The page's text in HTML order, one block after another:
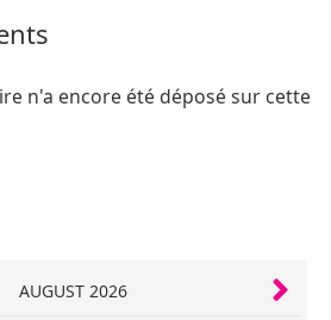
Pinterest
n'a encore été déposé sur cette
AUGUST 2026